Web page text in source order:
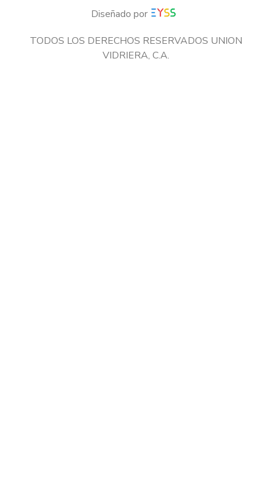
Diseñado por
TODOS LOS DERECHOS RESERVADOS UNION
VIDRIERA, C.A.